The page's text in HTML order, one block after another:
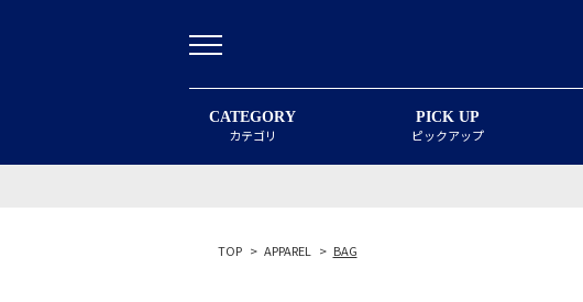
CATEGORY
カテゴリ
PICK UP
ピックアップ
TOP > APPAREL > BAG